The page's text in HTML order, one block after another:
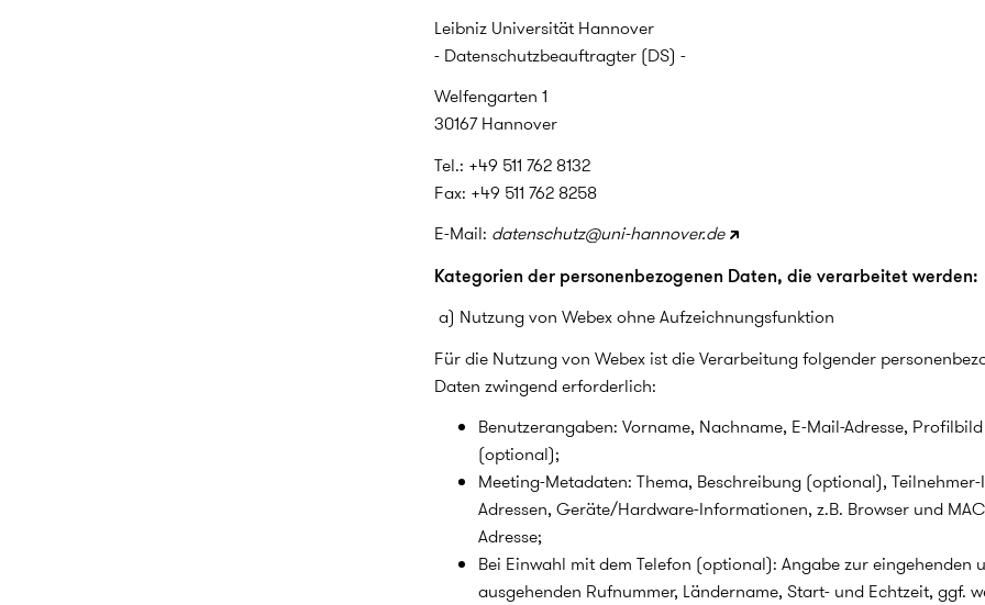
Leibniz Universität Hannover
- Datenschutzbeauftragter (DS) -
Welfengarten 1
30167 Hannover
Tel.: +49 511 762 8132
Fax: +49 511 762 8258
E-Mail: datenschutz@uni-hannover.de
Kategorien der personenbezogenen Daten, die verarbeitet werden:
a) Nutzung von Webex ohne Aufzeichnungsfunktion
Für die Nutzung von Webex ist die Verarbeitung folgender
Daten zwingend erforderlich:
Benutzerangaben: Vorname, Nachname, E-Mail-Adresse, Profilbild
(optional);
Meeting-Metadaten: Thema, Beschreibung (optional), Teilnehmer-
Adressen, Geräte/Hardware-Informationen, z.B. Browser und
Adresse;
Bei Einwahl mit dem Telefon (optional): Angabe zur eingehenden
ausgehenden Rufnummer, Ländername, Start- und Echtzeit, ggf.